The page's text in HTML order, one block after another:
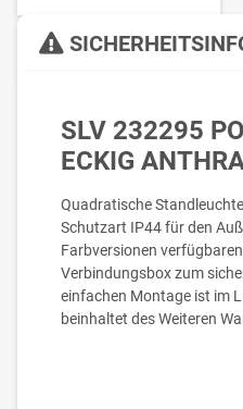
SLV 232295
ECKIG
Quadratische
Schutzart IP44 für den
Farbversionen
Verbindungsbox zum
einfachen Montage ist im
beinhaltet des Weiteren